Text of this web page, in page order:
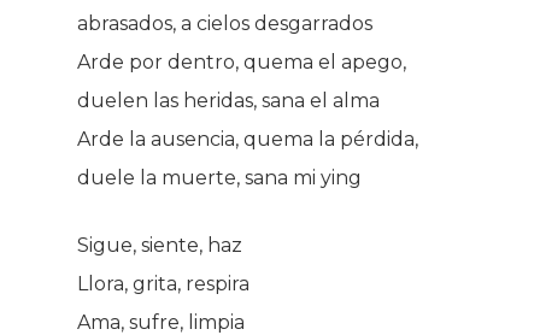
abrasados, a cielos desgarrados
Arde por dentro, quema el apego,
duelen las heridas, sana el alma
Arde la ausencia, quema la pérdida,
duele la muerte, sana mi ying
Sigue, siente, haz
Llora, grita, respira
Ama, sufre, limpia